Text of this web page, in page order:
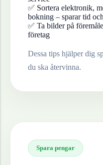
✅ Sortera elektronik,
bokning – sparar tid
✅ Ta bilder på
företag
Dessa tips hjälper dig
du ska återvinna.
Spara pengar